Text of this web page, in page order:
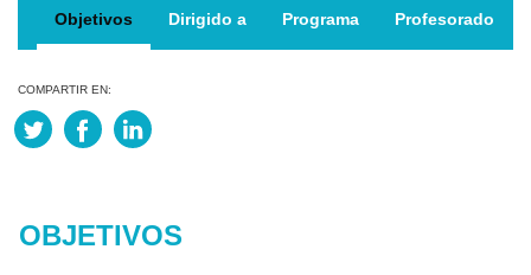
Objetivos Dirigido a Programa Profesorado
COMPARTIR EN:
OBJETIVOS